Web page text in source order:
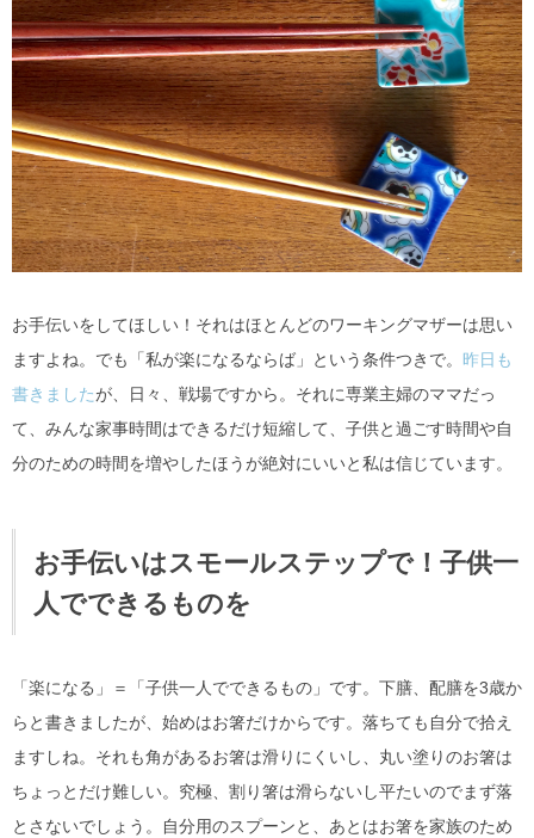
お手伝いをしてほしい！それはほとんどのワーキングマザーは思い
ますよね。でも「私が楽になるならば」という条件つきで。 昨日も
書きましたが、日々、戦場ですから。それに専業主婦のママだっ
て、みんな家事時間はできるだけ短縮して、子供と過ごす時間や自
分のための時間を増やしたほうが絶対にいいと私は信じています。
お手伝いはスモールステップで！子供一
人でできるものを
「楽になる」＝「子供一人でできるもの」です。下膳、配膳を3歳か
らと書きましたが、始めはお箸だけからです。落ちても自分で拾え
ますしね。それも角があるお箸は滑りにくいし、丸い塗りのお箸は
ちょっとだけ難しい。究極、割り箸は滑らないし平たいのでまず落
とさないでしょう。自分用のスプーンと、あとはお箸を家族のため